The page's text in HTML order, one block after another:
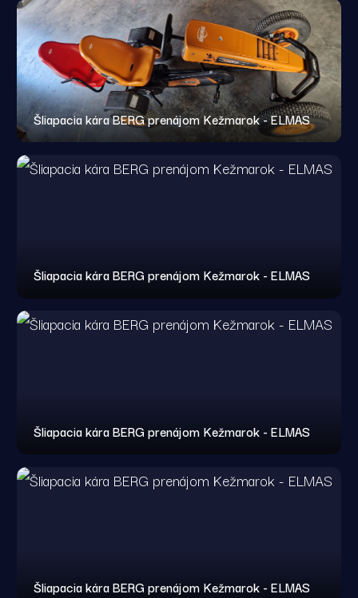
Šliapacia kára BERG prenájom Kežmarok - ELMAS
Šliapacia kára BERG prenájom Kežmarok - ELMAS
Šliapacia kára BERG prenájom Kežmarok - ELMAS
Šliapacia kára BERG prenájom Kežmarok - ELMAS